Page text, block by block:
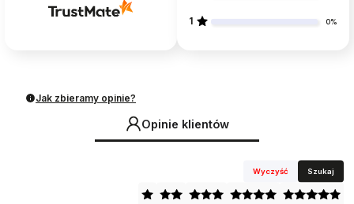
1 0%
Jak zbieramy opinie?
Opinie klientów
Wyczyść Szukaj